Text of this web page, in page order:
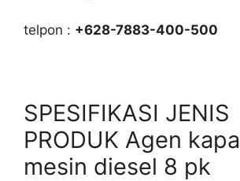
telpon : +628-7883-400-500
SPESIFIKASI JENIS
PRODUK Agen
mesin diesel 8 pk